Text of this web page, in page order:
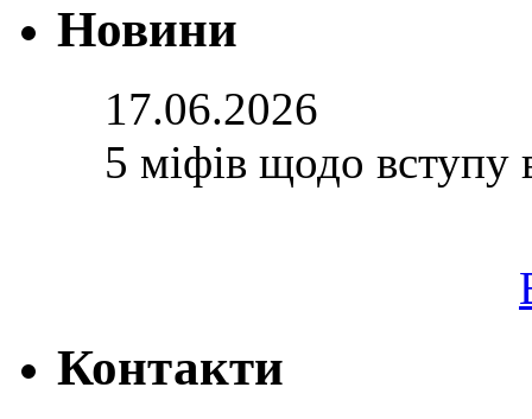
Новини
17.06.2026
5 міфів щодо вступу
Контакти